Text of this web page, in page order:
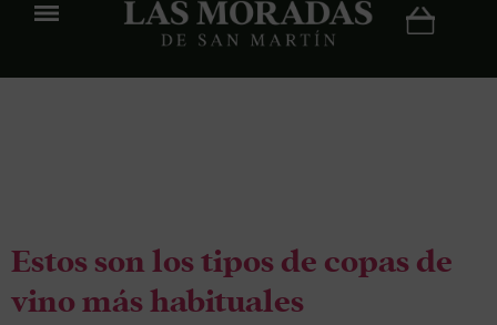
Estos son los tipos de copas de
vino más habituales